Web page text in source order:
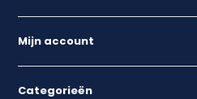
Mijn account
Categorieën